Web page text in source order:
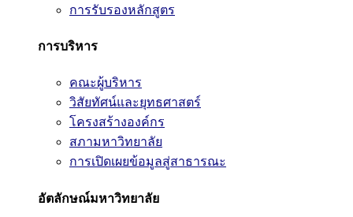
การรับรองหลักสูตร
การบริหาร
คณะผู้บริหาร
วิสัยทัศน์และยุทธศาสตร์
โครงสร้างองค์กร
สภามหาวิทยาลัย
การเปิดเผยข้อมูลสู่สาธารณะ
อัตลักษณ์มหาวิทยาลัย